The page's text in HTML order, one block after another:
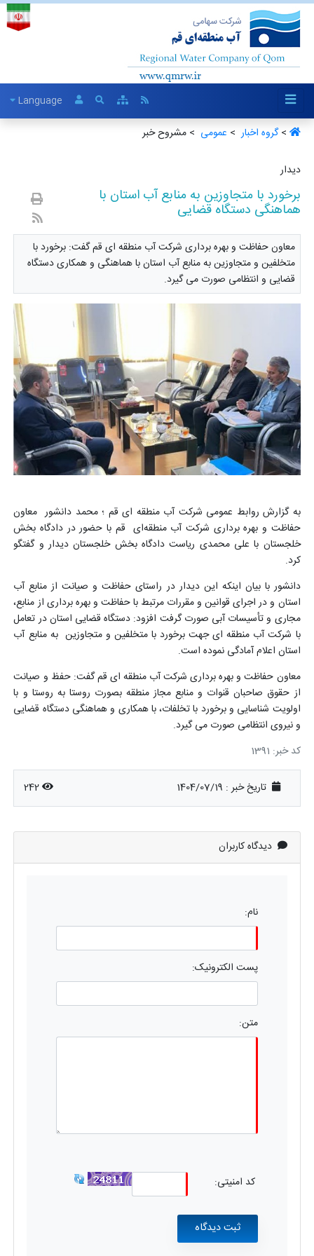
Language
>گروه اخبار ‏ > عمومی ‏ > مشروح خبر
دیدار
برخورد با متجاوزین به منابع آب استان با
هماهنگی دستگاه قضایی
معاون حفاظت و بهره برداری شرکت آب منطقه ای قم گفت: برخورد با
متخلفین و متجاوزین به منابع آب استان با هماهنگی و همکاری دستگاه
قضایی و انتظامی صورت می گیرد.
به گزارش روابط عمومی شرکت آب منطقه ای قم ؛ محمد دانشور معاون
حفاظت و بهره برداری شرکت آب منطقه‌ای قم با حضور در دادگاه بخش
خلجستان با علی محمدی ریاست دادگاه بخش خلجستان دیدار و گفتگو
کرد.
دانشور با بیان اینکه این دیدار در راستای حفاظت و صیانت از منابع آب
استان و در اجرای قوانین و مقررات مرتبط با حفاظت و بهره برداری از منابع،
مجاری و تأسیسات آبی صورت گرفت افزود: دستگاه قضایی استان در تعامل
با شرکت آب منطقه ای جهت برخورد با متخلفین و متجاوزین به منابع آب
استان اعلام آمادگی نموده است.
معاون حفاظت و بهره برداری شرکت آب منطقه ای قم گفت: حفظ و صیانت
از حقوق صاحبان قنوات و منابع مجاز منطقه بصورت روستا به روستا و با
اولویت شناسایی و برخورد با تخلفات، با همکاری و هماهنگی دستگاه قضایی
و نیروی انتظامی صورت می گیرد.
کد خبر: 1391
تاریخ خبر : 1404/07/19 242
دیدگاه کاربران
نام:
پست الکترونیک:
متن:
کد امنیتی: